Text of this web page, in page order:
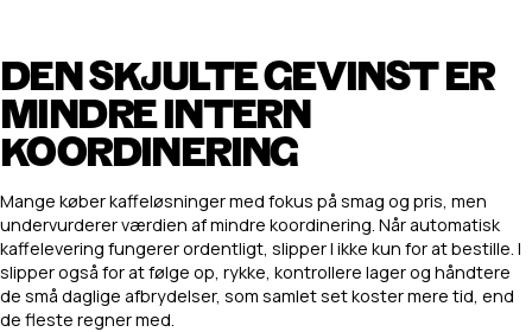
DEN SKJULTE GEVINST ER
MINDRE INTERN
KOORDINERING
Mange køber kaffeløsninger med fokus på smag og pris, men
undervurderer værdien af mindre koordinering. Når automatisk
kaffelevering fungerer ordentligt, slipper I ikke kun for at bestille. I
slipper også for at følge op, rykke, kontrollere lager og håndtere
de små daglige afbrydelser, som samlet set koster mere tid, end
de fleste regner med.